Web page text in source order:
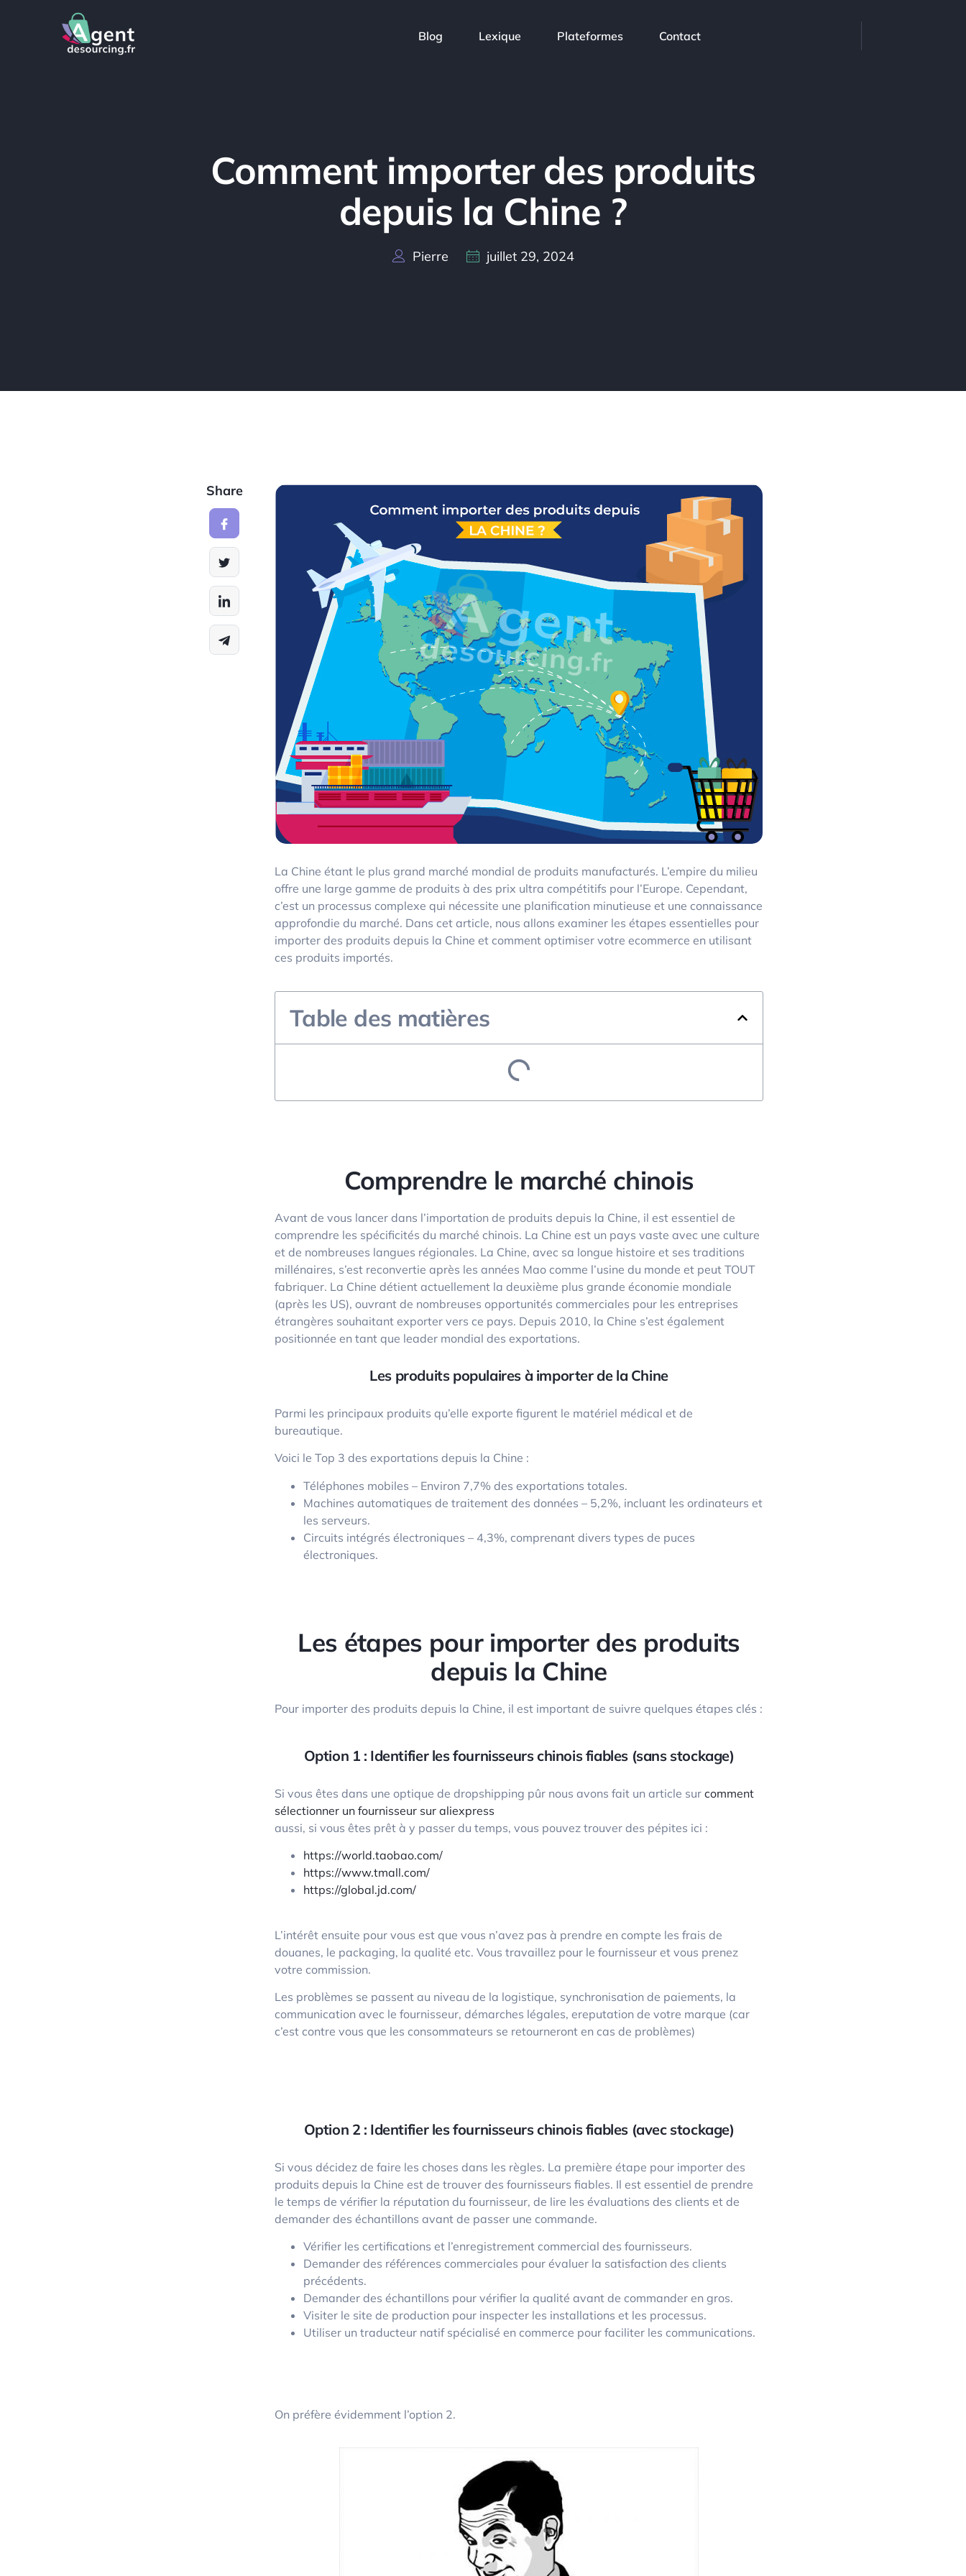
Blog Lexique Plateformes Contact
Comment importer des produits
depuis la Chine ?
Pierre juillet 29, 2024
Share
La Chine étant le plus grand marché mondial de produits manufacturés. L’empire du milieu
offre une large gamme de produits à des prix ultra compétitifs pour l’Europe. Cependant,
c’est un processus complexe qui nécessite une planification minutieuse et une connaissance
approfondie du marché. Dans cet article, nous allons examiner les étapes essentielles pour
importer des produits depuis la Chine et comment optimiser votre ecommerce en utilisant
ces produits importés.
Table des matières
Comprendre le marché chinois
Avant de vous lancer dans l’importation de produits depuis la Chine, il est essentiel de
comprendre les spécificités du marché chinois. La Chine est un pays vaste avec une culture
et de nombreuses langues régionales. La Chine, avec sa longue histoire et ses traditions
millénaires, s’est reconvertie après les années Mao comme l’usine du monde et peut TOUT
fabriquer. La Chine détient actuellement la deuxième plus grande économie mondiale
(après les US), ouvrant de nombreuses opportunités commerciales pour les entreprises
étrangères souhaitant exporter vers ce pays. Depuis 2010, la Chine s’est également
positionnée en tant que leader mondial des exportations.
Les produits populaires à importer de la Chine
Parmi les principaux produits qu’elle exporte figurent le matériel médical et de
bureautique.
Voici le Top 3 des exportations depuis la Chine :
Téléphones mobiles – Environ 7,7% des exportations totales.
Machines automatiques de traitement des données – 5,2%, incluant les ordinateurs et
les serveurs.
Circuits intégrés électroniques – 4,3%, comprenant divers types de puces
électroniques.
Les étapes pour importer des produits
depuis la Chine
Pour importer des produits depuis la Chine, il est important de suivre quelques étapes clés :
Option 1 : Identifier les fournisseurs chinois fiables (sans stockage)
Si vous êtes dans une optique de dropshipping pûr nous avons fait un article sur comment
sélectionner un fournisseur sur aliexpress
aussi, si vous êtes prêt à y passer du temps, vous pouvez trouver des pépites ici :
https://world.taobao.com/
https://www.tmall.com/
https://global.jd.com/
L’intérêt ensuite pour vous est que vous n’avez pas à prendre en compte les frais de
douanes, le packaging, la qualité etc. Vous travaillez pour le fournisseur et vous prenez
votre commission.
Les problèmes se passent au niveau de la logistique, synchronisation de paiements, la
communication avec le fournisseur, démarches légales, ereputation de votre marque (car
c’est contre vous que les consommateurs se retourneront en cas de problèmes)
Option 2 : Identifier les fournisseurs chinois fiables (avec stockage)
Si vous décidez de faire les choses dans les règles. La première étape pour importer des
produits depuis la Chine est de trouver des fournisseurs fiables. Il est essentiel de prendre
le temps de vérifier la réputation du fournisseur, de lire les évaluations des clients et de
demander des échantillons avant de passer une commande.
Vérifier les certifications et l’enregistrement commercial des fournisseurs.
Demander des références commerciales pour évaluer la satisfaction des clients
précédents.
Demander des échantillons pour vérifier la qualité avant de commander en gros.
Visiter le site de production pour inspecter les installations et les processus.
Utiliser un traducteur natif spécialisé en commerce pour faciliter les communications.
On préfère évidemment l’option 2.